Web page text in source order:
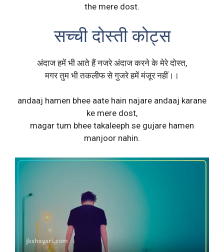
the mere dost.
सच्ची दोस्ती कोट्स
अंदाज हमें भी आते हैं नजरे अंदाज करने के मेरे दोस्त,
मगर तुम भी तकलीफ से गुजरे हमें मंजूर नहीं।।
andaaj hamen bhee aate hain najare andaaj karane
ke mere dost,
magar tum bhee takaleeph se gujare hamen
manjoor nahin.